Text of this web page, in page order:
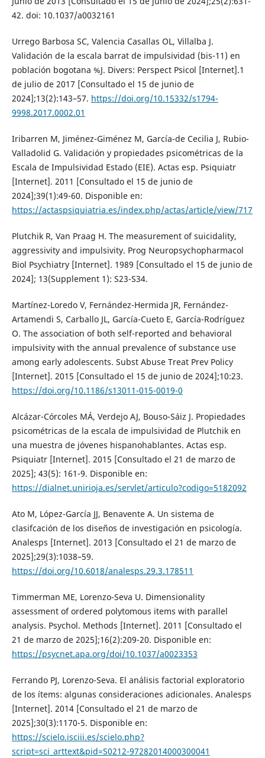
42. doi: 10.1037/a0032161
Urrego Barbosa SC, Valencia Casallas OL, Villalba J.
Validación de la escala barrat de impulsividad (bis-11) en
población bogotana %J. Divers: Perspect Psicol [Internet].1
de julio de 2017 [Consultado el 15 de junio de
2024];13(2):143–57. https://doi.org/10.15332/s1794-
9998.2017.0002.01
Iribarren M, Jiménez-Giménez M, García-de Cecilia J, Rubio-
Valladolid G. Validación y propiedades psicométricas de la
Escala de Impulsividad Estado (EIE). Actas esp. Psiquiatr
[Internet]. 2011 [Consultado el 15 de junio de
2024];39(1):49-60. Disponible en:
https://actaspsiquiatria.es/index.php/actas/article/view/717
Plutchik R, Van Praag H. The measurement of suicidality,
aggressivity and impulsivity. Prog Neuropsychopharmacol
Biol Psychiatry [Internet]. 1989 [Consultado el 15 de junio de
2024]; 13(Supplement 1): S23-S34.
Martínez-Loredo V, Fernández-Hermida JR, Fernández-
Artamendi S, Carballo JL, García-Cueto E, García-Rodríguez
O. The association of both self-reported and behavioral
impulsivity with the annual prevalence of substance use
among early adolescents. Subst Abuse Treat Prev Policy
[Internet]. 2015 [Consultado el 15 de junio de 2024];10:23.
https://doi.org/10.1186/s13011-015-0019-0
Alcázar-Córcoles MÁ, Verdejo AJ, Bouso-Sáiz J. Propiedades
psicométricas de la escala de impulsividad de Plutchik en
una muestra de jóvenes hispanohablantes. Actas esp.
Psiquiatr [Internet]. 2015 [Consultado el 21 de marzo de
2025]; 43(5): 161-9. Disponible en:
https://dialnet.unirioja.es/servlet/articulo?codigo=5182092
Ato M, López-García JJ, Benavente A. Un sistema de
clasifcación de los diseños de investigación en psicología.
Analesps [Internet]. 2013 [Consultado el 21 de marzo de
2025];29(3):1038–59.
https://doi.org/10.6018/analesps.29.3.178511
Timmerman ME, Lorenzo-Seva U. Dimensionality
assessment of ordered polytomous items with parallel
analysis. Psychol. Methods [Internet]. 2011 [Consultado el
21 de marzo de 2025];16(2):209-20. Disponible en:
https://psycnet.apa.org/doi/10.1037/a0023353
Ferrando PJ, Lorenzo-Seva. El análisis factorial exploratorio
de los ítems: algunas consideraciones adicionales. Analesps
[Internet]. 2014 [Consultado el 21 de marzo de
2025];30(3):1170-5. Disponible en:
https://scielo.isciii.es/scielo.php?
script=sci_arttext&pid=S0212-97282014000300041